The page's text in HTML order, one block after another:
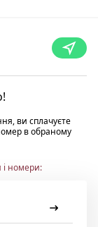
ви сплачуєте
в обраному
і номери: